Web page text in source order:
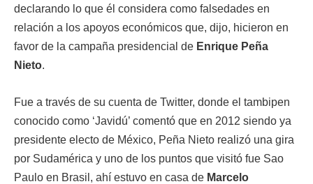
declarando lo que él considera como falsedades en
relación a los apoyos económicos que, dijo, hicieron en
favor de la campaña presidencial de Enrique Peña
Nieto.
Fue a través de su cuenta de Twitter, donde el tambipen
conocido como ‘Javidú’ comentó que en 2012 siendo ya
presidente electo de México, Peña Nieto realizó una gira
por Sudamérica y uno de los puntos que visitó fue Sao
Paulo en Brasil, ahí estuvo en casa de Marcelo